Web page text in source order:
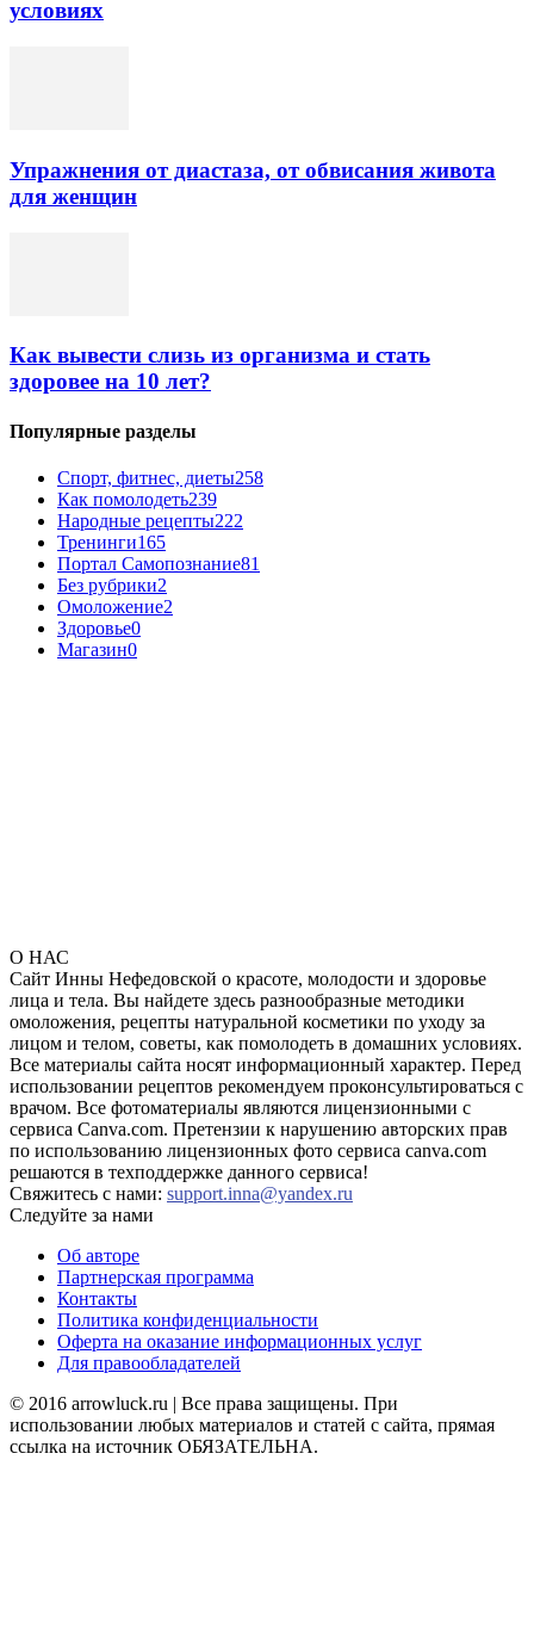
условиях
Упражнения от диастаза, от обвисания живота
для женщин
Как вывести слизь из организма и стать
здоровее на 10 лет?
Популярные разделы
Спорт, фитнес, диеты258
Как помолодеть239
Народные рецепты222
Тренинги165
Портал Самопознание81
Без рубрики2
Омоложение2
Здоровье0
Магазин0
О НАС
Сайт Инны Нефедовской о красоте, молодости и здоровье
лица и тела. Вы найдете здесь разнообразные методики
омоложения, рецепты натуральной косметики по уходу за
лицом и телом, советы, как помолодеть в домашних условиях.
Все материалы сайта носят информационный характер. Перед
использовании рецептов рекомендуем проконсультироваться с
врачом. Все фотоматериалы являются лицензионными с
сервиса Canva.com. Претензии к нарушению авторских прав
по использованию лицензионных фото сервиса canva.com
решаются в техподдержке данного сервиса!
Свяжитесь с нами: support.inna@yandex.ru
Следуйте за нами
Об авторе
Партнерская программа
Контакты
Политика конфиденциальности
Оферта на оказание информационных услуг
Для правообладателей
© 2016 arrowluck.ru | Все права защищены. При
использовании любых материалов и статей с сайта, прямая
ссылка на источник ОБЯЗАТЕЛЬНА.